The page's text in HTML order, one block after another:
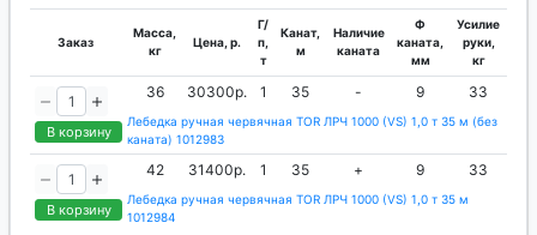
Заказ
Масса,
кг
Цена, р.
Г/
п,
т
Канат,
м
Наличие
каната
Ф
каната,
мм
Усилие
руки,
кг
В корзину
36 30300р. 1 35 - 9 33
Лебедка ручная червячная TOR ЛРЧ 1000 (VS) 1,0 т 35 м (без
каната) 1012983
В корзину
42 31400р. 1 35 + 9 33
Лебедка ручная червячная TOR ЛРЧ 1000 (VS) 1,0 т 35 м
1012984